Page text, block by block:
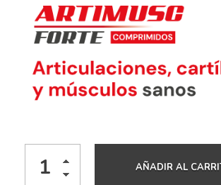
AÑADIR AL